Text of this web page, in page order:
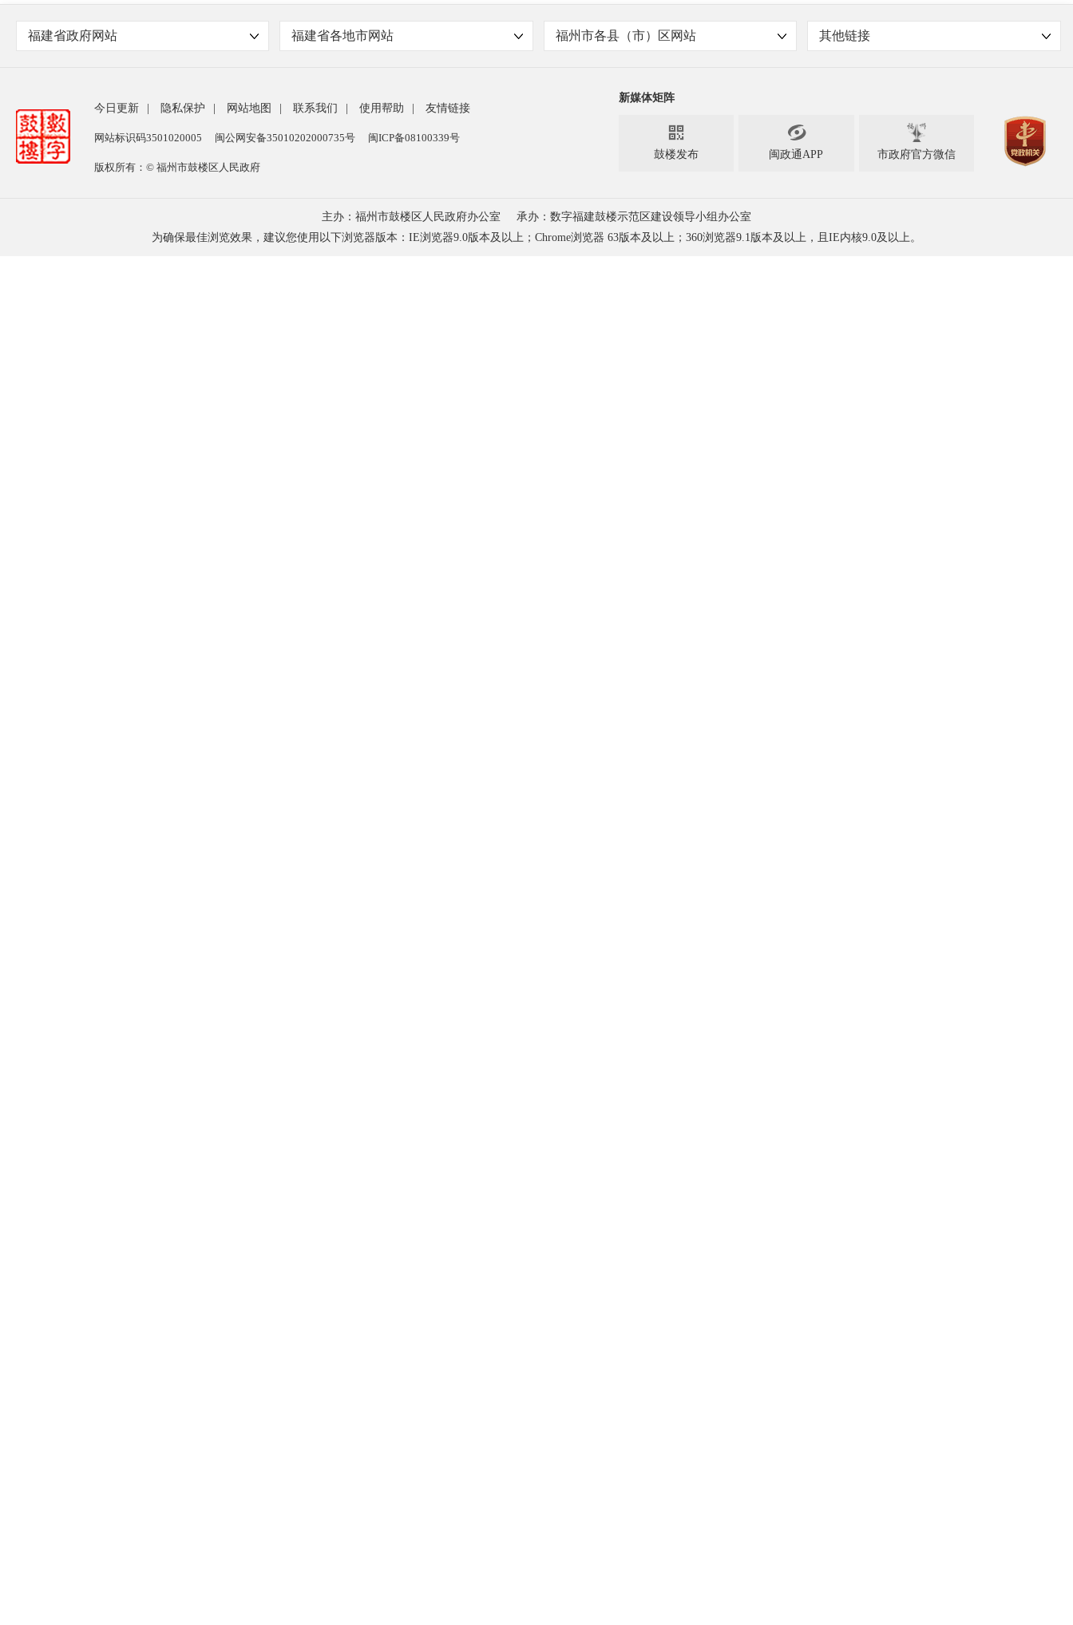
福建省政府网站 福建省各地市网站 福州市各县（市）区网站 其他链接
今日更新 隐私保护 网站地图 联系我们 使用帮助 友情链接
网站标识码3501020005 闽公网安备35010202000735号 闽ICP备08100339号
版权所有：© 福州市鼓楼区人民政府
新媒体矩阵

鼓楼发布

闽政通APP 市政府官方微信
主办：福州市鼓楼区人民政府办公室
承办：数字福建鼓楼示范区建设领导小组办公室
为确保最佳浏览效果，建议您使用以下浏览器版本：IE浏览器9.0版本及以上； Chrome浏览器 63版本及以上；360浏览器9.1版本及以上，且IE内核9.0及以上。